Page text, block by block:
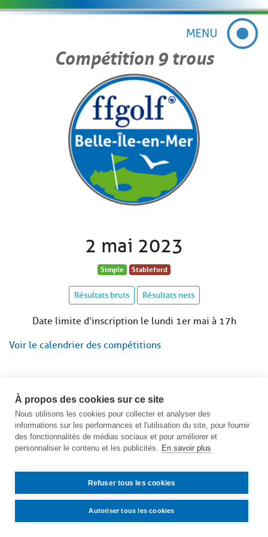
Compétition 9 trous
2 mai 2023
Simple Stableford
Résultats bruts Résultats nets
Date limite d’inscription le lundi 1er mai à 17h
Voir le calendrier des compétitions
À propos des cookies sur ce site
Nous utilisons les cookies pour collecter et analyser des
informations sur les performances et l'utilisation du site, pour fournir
des fonctionnalités de médias sociaux et pour améliorer et
personnaliser le contenu et les publicités. En savoir plus
Refuser tous les cookies
Autoriser tous les cookies